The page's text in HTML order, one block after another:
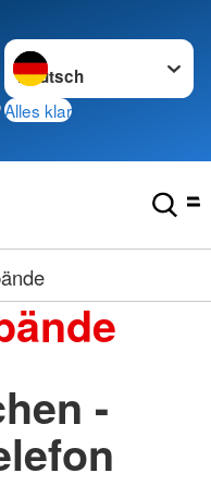
Sprache wechseln zu
Alles klar
-